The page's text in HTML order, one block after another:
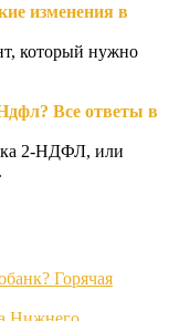
изменения в
который нужно
Все ответы в
2-НДФЛ, или
Горячая